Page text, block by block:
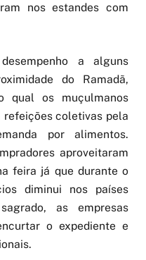
nos estandes com
a alguns
do Ramadã,
qual os muçulmanos
refeições coletivas pela
por alimentos.
aproveitaram
feira já que durante o
diminui nos países
as empresas
o expediente e